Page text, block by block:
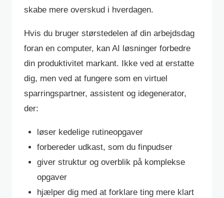
skabe mere overskud i hverdagen.
Hvis du bruger størstedelen af din arbejdsdag
foran en computer, kan AI løsninger forbedre
din produktivitet markant. Ikke ved at erstatte
dig, men ved at fungere som en virtuel
sparringspartner, assistent og idegenerator,
der:
løser kedelige rutineopgaver
forbereder udkast, som du finpudser
giver struktur og overblik på komplekse
opgaver
hjælper dig med at forklare ting mere klart